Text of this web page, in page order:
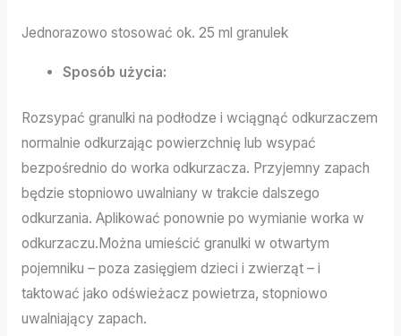
Jednorazowo stosować ok. 25 ml granulek
Sposób użycia:
Rozsypać granulki na podłodze i wciągnąć odkurzaczem
normalnie odkurzając powierzchnię lub wsypać
bezpośrednio do worka odkurzacza. Przyjemny zapach
będzie stopniowo uwalniany w trakcie dalszego
odkurzania. Aplikować ponownie po wymianie worka w
odkurzaczu.Można umieścić granulki w otwartym
pojemniku – poza zasięgiem dzieci i zwierząt – i
taktować jako odświeżacz powietrza, stopniowo
uwalniający zapach.